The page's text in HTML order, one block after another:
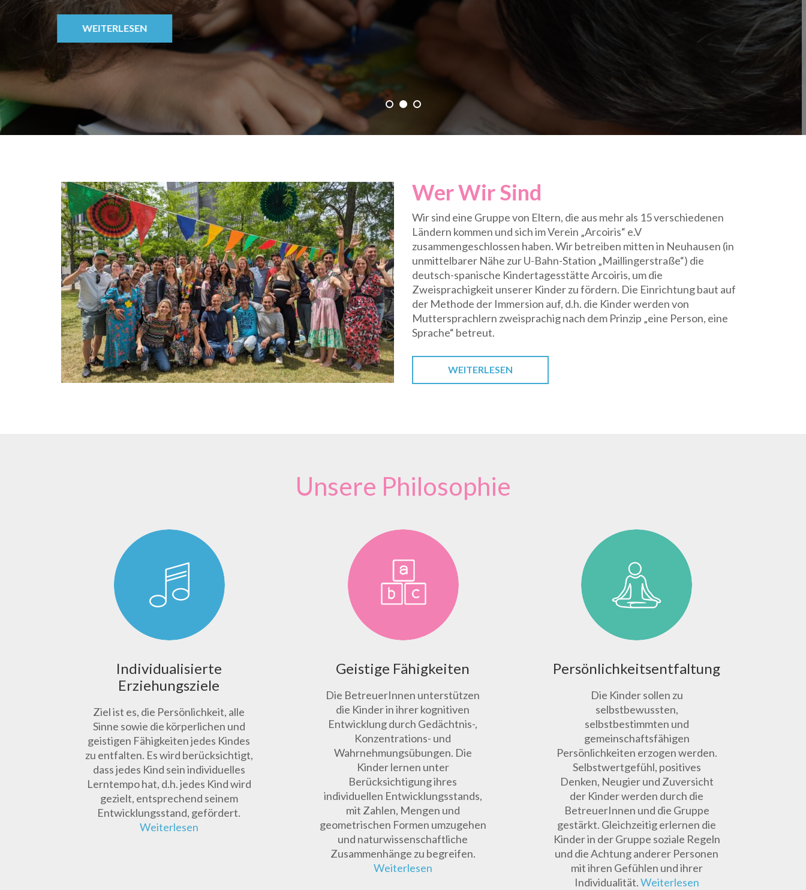
Sprach-Aspekten und
Geschlechterstrukturen innerhalb der
Gruppe
Wer Wir Sind
Wir sind eine Gruppe von Eltern, die aus mehr als 15 verschiedenen
Ländern kommen und sich im Verein „Arcoiris“ e.V
zusammengeschlossen haben. Wir betreiben mitten in Neuhausen (in
unmittelbarer Nähe zur U-Bahn-Station „Maillingerstraße“) die
deutsch-spanische Kindertagesstätte Arcoiris, um die
Zweisprachigkeit unserer Kinder zu fördern. Die Einrichtung baut auf
der Methode der Immersion auf, d.h. die Kinder werden von
Muttersprachlern zweisprachig nach dem Prinzip „eine Person, eine
Sprache“ betreut.
WEITERLESEN
Unsere Philosophie
Individualisierte
Erziehungsziele
Ziel ist es, die Persönlichkeit, alle
Sinne sowie die körperlichen und
geistigen Fähigkeiten jedes Kindes
zu entfalten. Es wird berücksichtigt,
dass jedes Kind sein individuelles
Lerntempo hat, d.h. jedes Kind wird
gezielt, entsprechend seinem
Entwicklungsstand, gefördert.
Weiterlesen
Geistige Fähigkeiten
Die BetreuerInnen unterstützen
die Kinder in ihrer kognitiven
Entwicklung durch Gedächtnis-,
Konzentrations- und
Wahrnehmungsübungen. Die
Kinder lernen unter
Berücksichtigung ihres
individuellen Entwicklungsstands,
mit Zahlen, Mengen und
geometrischen Formen umzugehen
und naturwissenschaftliche
Zusammenhänge zu begreifen.
Weiterlesen
Persönlichkeitsentfaltung
Die Kinder sollen zu
selbstbewussten,
selbstbestimmten und
gemeinschaftsfähigen
Persönlichkeiten erzogen werden.
Selbstwertgefühl, positives
Denken, Neugier und Zuversicht
der Kinder werden durch die
BetreuerInnen und die Gruppe
gestärkt. Gleichzeitig erlernen die
Kinder in der Gruppe soziale Regeln
und die Achtung anderer Personen
mit ihren Gefühlen und ihrer
Individualität.Weiterlesen